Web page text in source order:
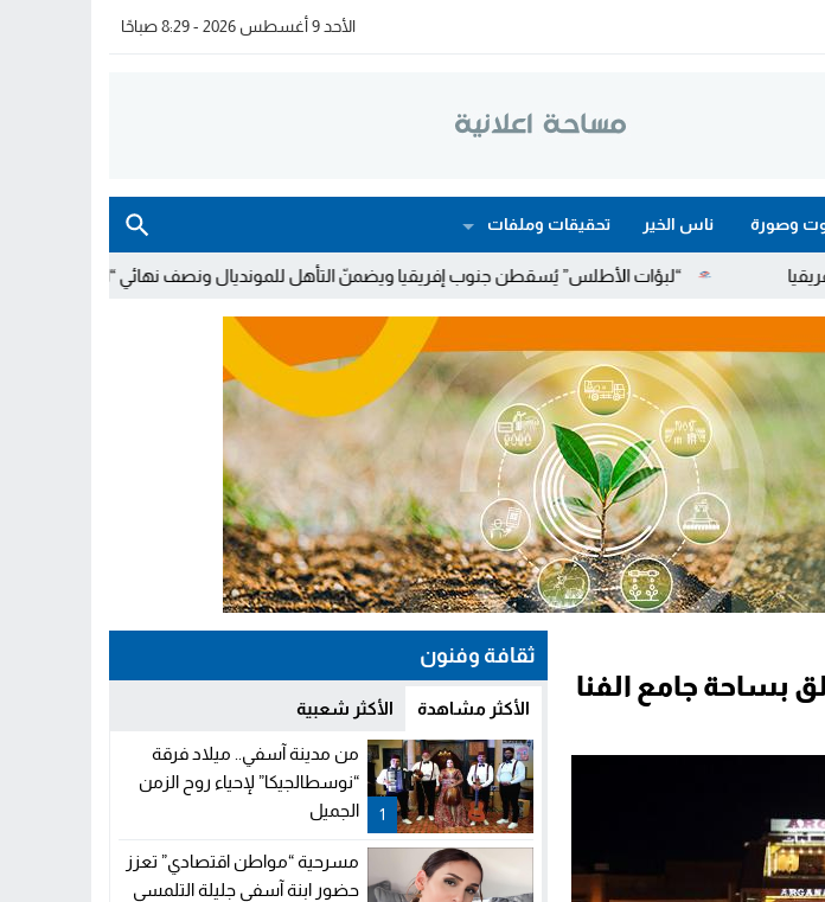
الأحد 9 أغسطس 2026 - 8:29 صباحًا
وصورة ناس الخير تحقيقات وملفات
الأطلس” يُسقطن جنوب إفريقيا ويضمنّ التأهل للمونديال ونصف نهائي “الكان” لوحات الترقيم بالمغرب
بساحة جامع الفنا
ثقافة وفنون
الأكثر مشاهدة الأكثر شعبية
1
من مدينة آسفي.. ميلاد فرقة
“نوسطالجيكا” لإحياء روح الزمن
الجميل
مسرحية “مواطن اقتصادي” تعزز
حضور ابنة آسفي جليلة التلمسي